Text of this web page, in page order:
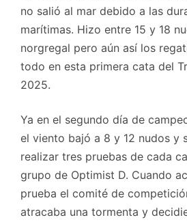
no salió al mar debido a las
marítimas. Hizo entre 15 y 18
norgregal pero aún así los
todo en esta primera cata del
2025.
Ya en el segundo día de
el viento bajó a 8 y 12 nudos y
realizar tres pruebas de cada
grupo de Optimist D. Cuando
prueba el comité de
atracaba una tormenta y